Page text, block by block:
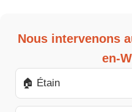
Nous intervenons
en-
🏠 Étain